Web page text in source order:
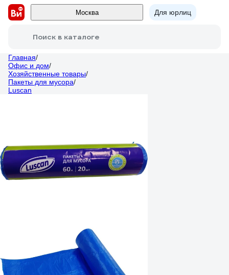
Москва Для юрлиц
Поиск в каталоге
Главная/
Офис и дом/
Хозяйственные товары/
Пакеты для мусора/
Luscan